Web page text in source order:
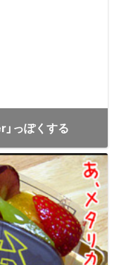
っぽくする